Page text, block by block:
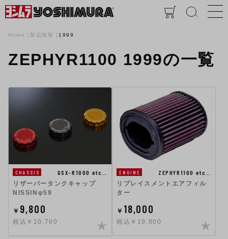
Home 製品情報 1999
ZEPHYR1100 1999の一覧
CHASSIS
GSX-R1000 etc…
リザーバータンクキャップ
NISSINφ59
￥ 9,800
税込￥10,780
ENGINE
ZEPHYR1100 etc…
リプレイスメントエアフィル
ター
￥ 18,000
税込￥19,800